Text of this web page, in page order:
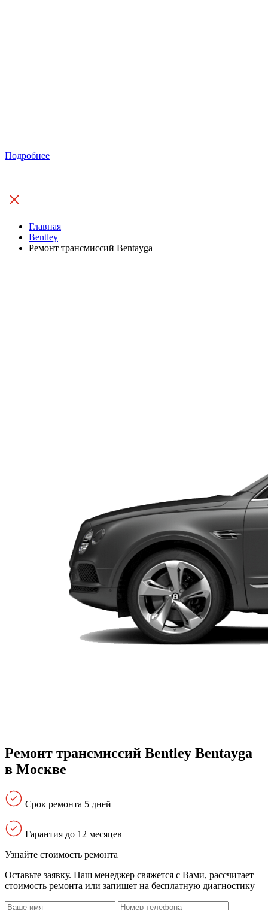
Подробнее
Главная
Bentley
Ремонт трансмиссий Bentayga
Ремонт трансмиссий Bentley Bentayga
в Москве
Срок ремонта 5 дней
Гарантия до 12 месяцев
Узнайте стоимость ремонта
Оставьте заявку. Наш менеджер свяжется с Вами, расcчитает
стоимость ремонта или запишет на бесплатную диагностику